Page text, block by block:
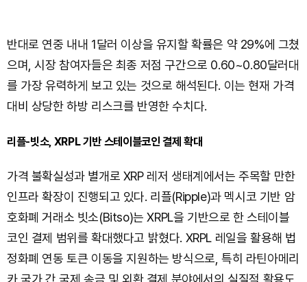
반대로 연중 내내 1달러 이상을 유지할 확률은 약 29%에 그쳤
으며, 시장 참여자들은 최종 저점 구간으로 0.60~0.80달러대
를 가장 유력하게 보고 있는 것으로 해석된다. 이는 현재 가격
대비 상당한 하방 리스크를 반영한 수치다.
리플-빗소, XRPL 기반 스테이블코인 결제 확대
가격 불확실성과 별개로 XRP 레저 생태계에서는 주목할 만한
인프라 확장이 진행되고 있다. 리플(Ripple)과 멕시코 기반 암
호화폐 거래소 빗소(Bitso)는 XRPL을 기반으로 한 스테이블
코인 결제 범위를 확대했다고 밝혔다. XRPL 레일을 활용해 법
정화폐 연동 토큰 이동을 지원하는 방식으로, 특히 라틴아메리
카 국가 간 국제 송금 및 외환 결제 분야에서의 실질적 활용도